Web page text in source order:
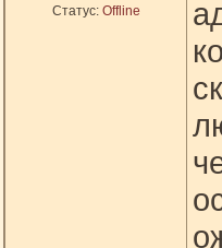
Статус: Offline